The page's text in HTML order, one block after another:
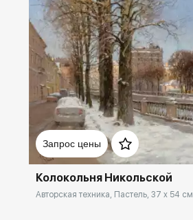
Запрос цены
Домен:
Колокольня Никольской
Авторская техника, Пастель, 37 x 54 см